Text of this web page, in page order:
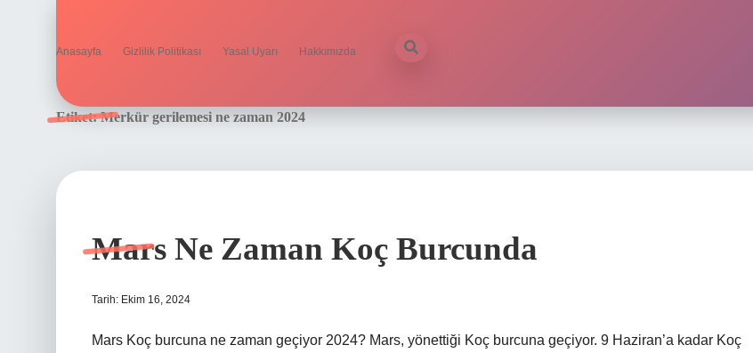
Anasayfa Gizlilik Politikası Yasal Uyarı Hakkımızda
Etiket:Merkür gerilemesi ne zaman 2024
Mars Ne Zaman Koç Burcunda
Tarih: Ekim 16, 2024
Mars Koç burcuna ne zaman geçiyor 2024? Mars, yönettiği Koç burcuna geçiyor. 9 Haziran’a kadar Koç